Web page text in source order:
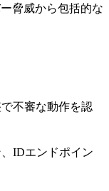
脅威から包括的な
不審な動作を認
IDエンドポイン